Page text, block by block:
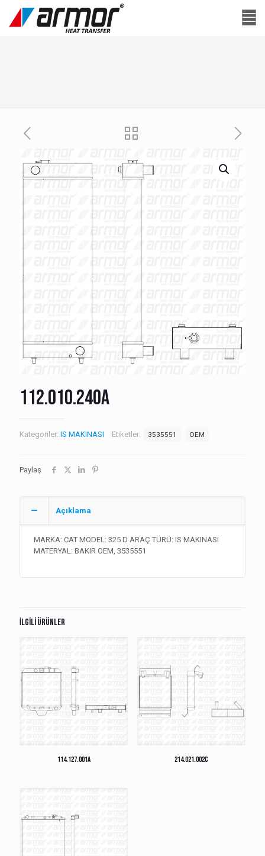
112.010.240A
Kategoriler: IS MAKINASI Etiketler: 3535551 OEM
Paylaş
Açıklama
MARKA: CAT MODEL: 325 D ARAÇ TÜRÜ: IS MAKINASI
MATERYAL: BAKIR OEM, 3535551
İlgili ürünler
114.127.001A 214.021.002C